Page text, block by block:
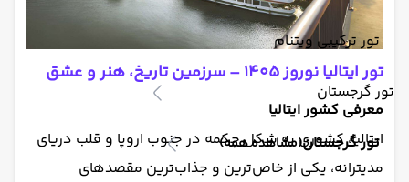
تور ترکیبی ویتنام
تور گرجستان
تور گرجستان(مشاهده همه)
تور ایتالیا نوروز ۱۴۰۵ – سرزمین تاریخ، هنر و عشق
معرفی کشور ایتالیا
ایتالیا، کشوری به شکل چکمه در جنوب اروپا و قلب دریای
مدیترانه، یکی از خاص‌ترین و جذاب‌ترین مقصدهای